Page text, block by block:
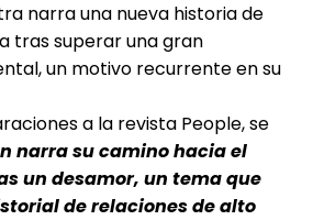
narra una nueva historia de
tras superar una gran
un motivo recurrente en su
a la revista People, se
narra su camino hacia el
un desamor, un tema que
de relaciones de alto